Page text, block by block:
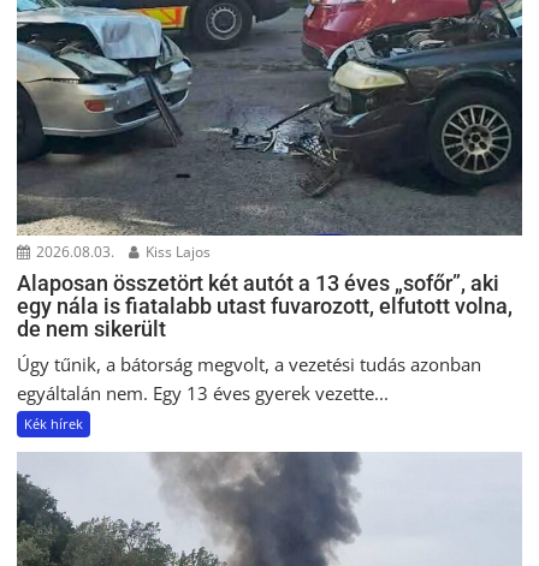
2026.08.03. Kiss Lajos
Alaposan összetört két autót a 13 éves „sofőr”, aki
egy nála is fiatalabb utast fuvarozott, elfutott volna,
de nem sikerült
Úgy tűnik, a bátorság megvolt, a vezetési tudás azonban
egyáltalán nem. Egy 13 éves gyerek vezette...
Kék hírek